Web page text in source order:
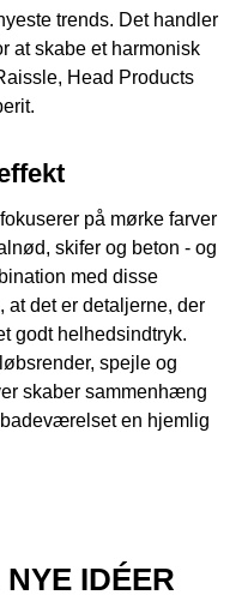
trends. Det handler
at skabe et harmonisk
Head Products
på mørke farver
skifer og beton - og
med disse
at det er detaljerne, der
godt helhedsindtryk.
spejle og
skaber sammenhæng
en hjemlig
IDÉER